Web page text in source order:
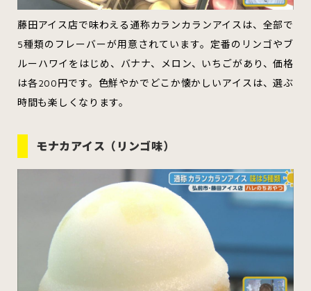
公式Instagram
公式X
藤田アイス店で味わえる通称カランカランアイスは、全部で
5種類のフレーバーが用意されています。定番のリンゴやブ
ルーハワイをはじめ、バナナ、メロン、いちごがあり、価格
は各200円です。色鮮やかでどこか懐かしいアイスは、選ぶ
時間も楽しくなります。
モナカアイス（リンゴ味）